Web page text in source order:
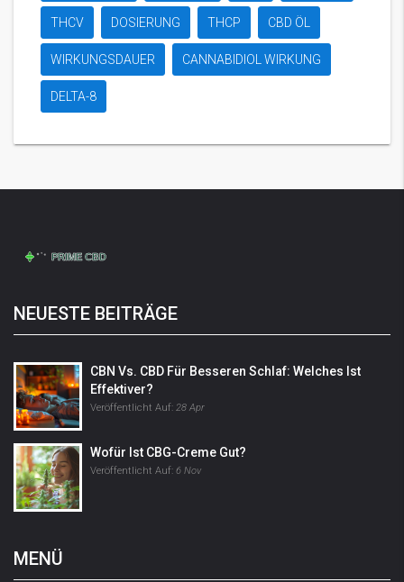
THCV DOSIERUNG THCP CBD ÖL
WIRKUNGSDAUER CANNABIDIOL WIRKUNG
DELTA-8
NEUESTE BEITRÄGE
CBN Vs. CBD Für Besseren Schlaf: Welches Ist
Effektiver?
Veröffentlicht Auf: 28 Apr
Wofür Ist CBG-Creme Gut?
Veröffentlicht Auf: 6 Nov
MENÜ